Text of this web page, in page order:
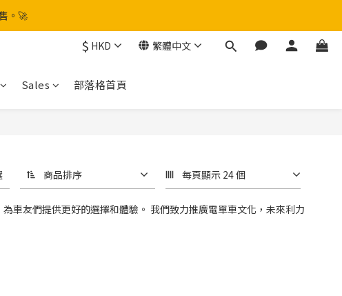
。🚀
。🚀
$ HKD 繁體中文
Sales 部落格首頁
商品排序 每頁顯示 24 個
車友們提供更好的選擇和體驗。 我們致力推廣電單車文化，未來利力